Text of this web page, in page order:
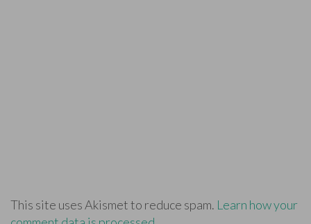
This site uses Akismet to reduce spam. Learn how your